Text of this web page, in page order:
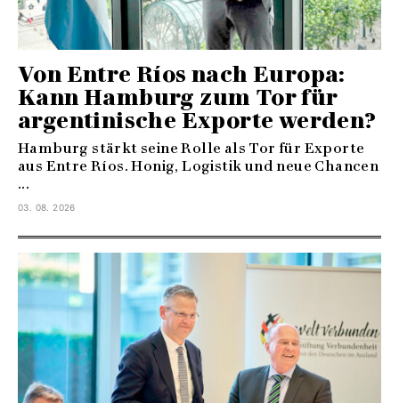
Von Entre Ríos nach Europa:
Kann Hamburg zum Tor für
argentinische Exporte werden?
Hamburg stärkt seine Rolle als Tor für Exporte
aus Entre Ríos. Honig, Logistik und neue Chancen
...
03. 08. 2026